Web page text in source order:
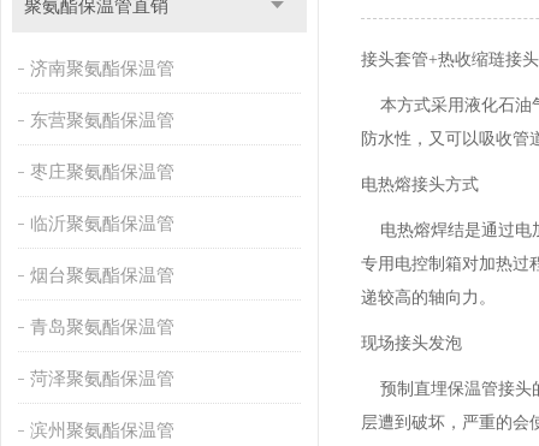
聚氨酯保温管直销
济南聚氨酯保温管
东营聚氨酯保温管
枣庄聚氨酯保温管
临沂聚氨酯保温管
烟台聚氨酯保温管
青岛聚氨酯保温管
菏泽聚氨酯保温管
滨州聚氨酯保温管
接头套管+热收缩琏接
本方式采用液化石油
防水性，又可以吸收管
电热熔接头方式
电热熔焊结是通过电
专用电控制箱对加热过
递较高的轴向力。
现场接头发泡
预制直埋保温管接头
层遭到破坏，严重的会